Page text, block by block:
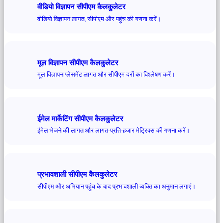
वीडियो विज्ञापन सीपीएम कैलकुलेटर
वीडियो विज्ञापन लागत, सीपीएम और पहुंच की गणना करें।
मूल विज्ञापन सीपीएम कैलकुलेटर
मूल विज्ञापन प्लेसमेंट लागत और सीपीएम दरों का विश्लेषण करें।
ईमेल मार्केटिंग सीपीएम कैलकुलेटर
ईमेल भेजने की लागत और लागत-प्रति-हजार मेट्रिक्स की गणना करें।
प्रभावशाली सीपीएम कैलकुलेटर
सीपीएम और अभियान पहुंच के बाद प्रभावशाली व्यक्ति का अनुमान लगाएं।